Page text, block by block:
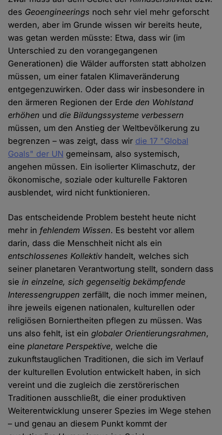
des Geoengineerings noch sehr viel mehr geforscht
werden, aber im Grunde wissen wir bereits heute,
was getan werden müsste: Etwa, dass wir (im
Unterschied zu den vorangegangenen
Generationen) die Wälder aufforsten statt abholzen
müssen, um einer fatalen Klimaveränderung
entgegenzuwirken. Oder dass wir insbesondere in
den ärmeren Regionen der Erdeden Wohlstand
erhöhen unddie Bildungssysteme verbessern
müssen, um den Anstieg der Weltbevölkerung zu
begrenzen – was zeigt, dass wir die 17 "Global
Goals" der UN gemeinsam, also systemisch,
angehen müssen. Ein isolierter Klimaschutz, der
ökonomische, soziale oder kulturelle Faktoren
ausblendet, wird nicht funktionieren.
Das entscheidende Problem besteht heute nicht
mehr in fehlendem Wissen. Es besteht vor allem
darin, dass die Menschheit nicht als ein
entschlossenes Kollektivhandelt, welches sich
seiner planetaren Verantwortung stellt, sondern dass
siein einzelne, sich gegenseitig bekämpfende
Interessengruppen zerfällt, die noch immer meinen,
ihre jeweils eigenen nationalen, kulturellen oder
religiösen Borniertheiten pflegen zu müssen. Was
uns also fehlt, ist einglobaler Orientierungsrahmen,
eineplanetare Perspektive, welche die
zukunftstauglichen Traditionen, die sich im Verlauf
der kulturellen Evolution entwickelt haben, in sich
vereint und die zugleich die zerstörerischen
Traditionen ausschließt, die einer produktiven
Weiterentwicklung unserer Spezies im Wege stehen
– und genau an diesem Punkt kommt der